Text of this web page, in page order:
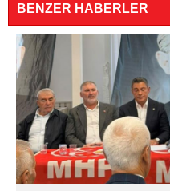
BENZER HABERLER